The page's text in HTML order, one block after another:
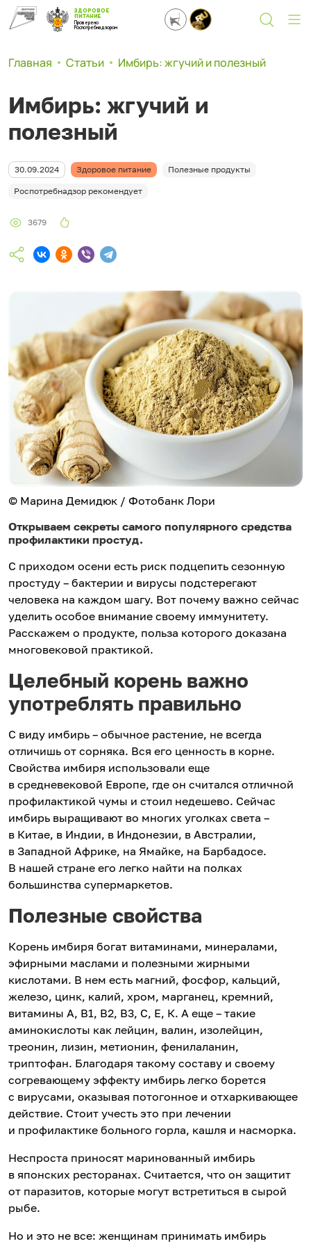
ЗДОРОВОЕ
ПИТАНИЕ
Проверено
Роспотребнадзором
Главная Статьи Имбирь: жгучий и полезный
Имбирь: жгучий и
полезный
30.09.2024 Здоровое питание Полезные продукты
Роспотребнадзор рекомендует
3679
© Марина Демидюк / Фотобанк Лори
Открываем секреты самого популярного средства
профилактики простуд.
С приходом осени есть риск подцепить сезонную
простуду – бактерии и вирусы подстерегают
человека на каждом шагу. Вот почему важно сейчас
уделить особое внимание своему иммунитету.
Расскажем о продукте, польза которого доказана
многовековой практикой.
Целебный корень важно
употреблять правильно
С виду имбирь – обычное растение, не всегда
отличишь от сорняка. Вся его ценность в корне.
Свойства имбиря использовали еще
в средневековой Европе, где он считался отличной
профилактикой чумы и стоил недешево. Сейчас
имбирь выращивают во многих уголках света –
в Китае, в Индии, в Индонезии, в Австралии,
в Западной Африке, на Ямайке, на Барбадосе.
В нашей стране его легко найти на полках
большинства супермаркетов.
Полезные свойства
Корень имбиря богат витаминами, минералами,
эфирными маслами и полезными жирными
кислотами. В нем есть магний, фосфор, кальций,
железо, цинк, калий, хром, марганец, кремний,
витамины А, В1, В2, В3, С, Е, К. А еще – такие
аминокислоты как лейцин, валин, изолейцин,
треонин, лизин, метионин, фенилаланин,
триптофан. Благодаря такому составу и своему
согревающему эффекту имбирь легко борется
с вирусами, оказывая потогонное и отхаркивающее
действие. Стоит учесть это при лечении
и профилактике больного горла, кашля и насморка.
Неспроста приносят маринованный имбирь
в японских ресторанах. Считается, что он защитит
от паразитов, которые могут встретиться в сырой
рыбе.
Но и это не все: женщинам принимать имбирь